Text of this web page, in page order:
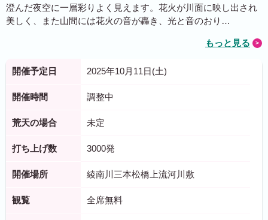
澄んだ夜空に一層彩りよく見えます。花火が川面に映し出され
美しく、また山間には花火の音が轟き、光と音のおり…
もっと見る
開催予定日 2025年10月11日(土)
開催時間 調整中
荒天の場合 未定
打ち上げ数 3000発
開催場所 綾南川三本松橋上流河川敷
観覧 全席無料